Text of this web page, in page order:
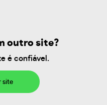
outro site?
é confiável.
site